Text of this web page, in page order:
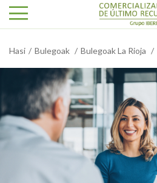
Hasi Bulegoak Bulegoak La Rioja